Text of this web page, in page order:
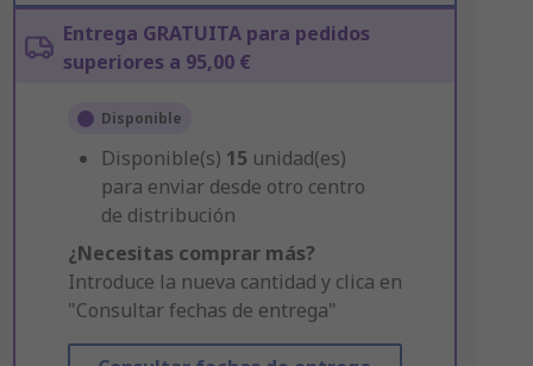
Entrega GRATUITA para pedidos
superiores a 95,00 €
Disponible
Disponible(s) 15 unidad(es)
para enviar desde otro centro
de distribución
¿Necesitas comprar más?
Introduce la nueva cantidad y clica en
"Consultar fechas de entrega"